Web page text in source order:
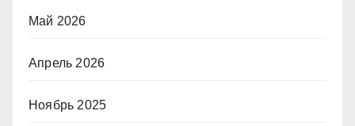
Май 2026
Апрель 2026
Ноябрь 2025